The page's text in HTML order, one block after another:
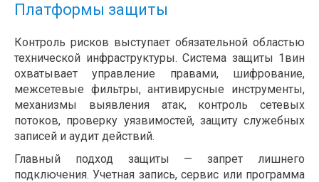
Платформы защиты
Контроль рисков выступает обязательной областью
технической инфраструктуры. Система защиты 1вин
охватывает управление правами, шифрование,
межсетевые фильтры, антивирусные инструменты,
механизмы выявления атак, контроль сетевых
потоков, проверку уязвимостей, защиту служебных
записей и аудит действий.
Главный подход защиты — запрет лишнего
подключения. Учетная запись, сервис или программа